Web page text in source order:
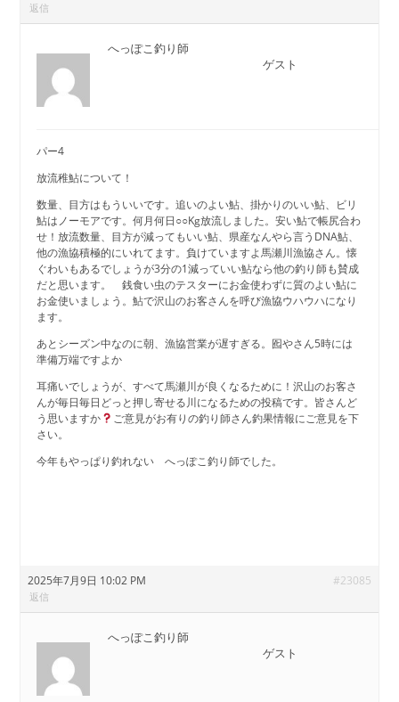
返信
へっぽこ釣り師
ゲスト
パー4
放流稚鮎について！
数量、目方はもういいです。追いのよい鮎、掛かりのいい鮎、ビリ
鮎はノーモアです。何月何日○○Kg放流しました。安い鮎で帳尻合わ
せ！放流数量、目方が減ってもいい鮎、県産なんやら言うDNA鮎、
他の漁協積極的にいれてます。負けていますよ馬瀬川漁協さん。懐
ぐわいもあるでしょうが3分の1減っていい鮎なら他の釣り師も賛成
だと思います。 銭食い虫のテスターにお金使わずに質のよい鮎に
お金使いましょう。鮎で沢山のお客さんを呼び漁協ウハウハになり
ます。
あとシーズン中なのに朝、漁協営業が遅すぎる。囮やさん5時には
準備万端ですよか
耳痛いでしょうが、すべて馬瀬川が良くなるために！沢山のお客さ
んが毎日毎日どっと押し寄せる川になるための投稿です。皆さんど
う思いますか
ご意見がお有りの釣り師さん釣果情報にご意見を下
さい。
今年もやっぱり釣れない へっぽこ釣り師でした。
2025年7月9日 10:02 PM #23085
返信
へっぽこ釣り師
ゲスト